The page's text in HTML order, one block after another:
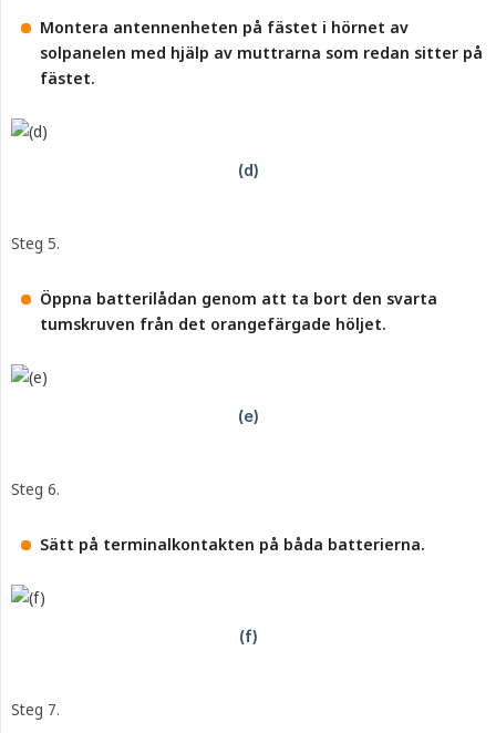
Montera antennenheten på fästet i hörnet av
solpanelen med hjälp av muttrarna som redan sitter på
fästet.
Steg 5.
Öppna batterilådan genom att ta bort den svarta
tumskruven från det orangefärgade höljet.
Steg 6.
Sätt på terminalkontakten på båda batterierna.
Steg 7.